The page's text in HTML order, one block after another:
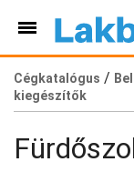
Cégkatalógus /
kiegészítők